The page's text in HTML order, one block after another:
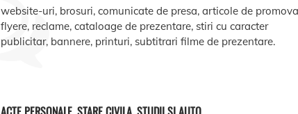
website-uri, brosuri, comunicate de presa, articole de
flyere, reclame, cataloage de prezentare, stiri cu caracter
publicitar, bannere, printuri, subtitrari filme de prezentare.